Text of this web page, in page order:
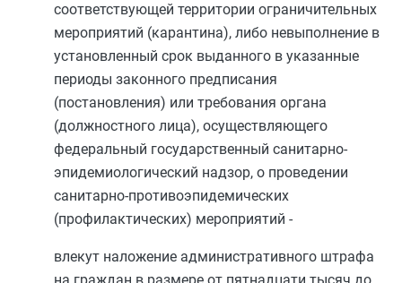
соответствующей территории ограничительных
мероприятий (карантина), либо невыполнение в
установленный срок выданного в указанные
периоды законного предписания
(постановления) или требования органа
(должностного лица), осуществляющего
федеральный государственный санитарно-
эпидемиологический надзор, о проведении
санитарно-противоэпидемических
(профилактических) мероприятий -
влекут наложение административного штрафа